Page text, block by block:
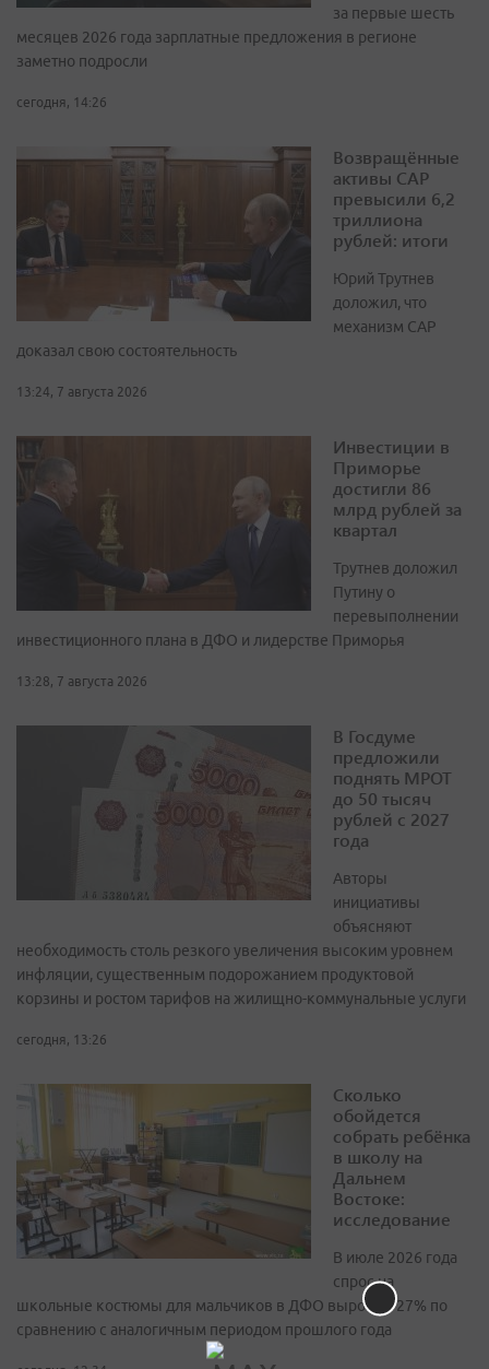
за первые шесть
месяцев 2026 года зарплатные предложения в регионе
заметно подросли
сегодня, 14:26
Возвращённые
активы САР
превысили 6,2
триллиона
рублей: итоги
Юрий Трутнев
доложил, что
механизм САР
доказал свою состоятельность
13:24, 7 августа 2026
Инвестиции в
Приморье
достигли 86
млрд рублей за
квартал
Трутнев доложил
Путину о
перевыполнении
инвестиционного плана в ДФО и лидерстве Приморья
13:28, 7 августа 2026
В Госдуме
предложили
поднять МРОТ
до 50 тысяч
рублей с 2027
года
Авторы
инициативы
объясняют
необходимость столь резкого увеличения высоким уровнем
инфляции, существенным подорожанием продуктовой
корзины и ростом тарифов на жилищно-коммунальные услуги
сегодня, 13:26
Сколько
обойдется
собрать ребёнка
в школу на
Дальнем
Востоке:
исследование
В июле 2026 года
спрос на
школьные костюмы для мальчиков в ДФО вырос на 27% по
сравнению с аналогичным периодом прошлого года